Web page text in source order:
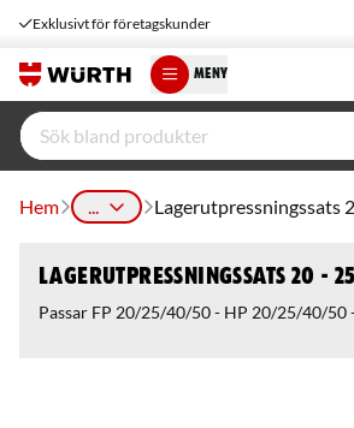
Exklusivt för företagskunder
MENY
Hem ... Lagerutpressningssats
Lagerutpressningssats 20 -
Passar FP 20/25/40/50 - HP 20/25/40/50